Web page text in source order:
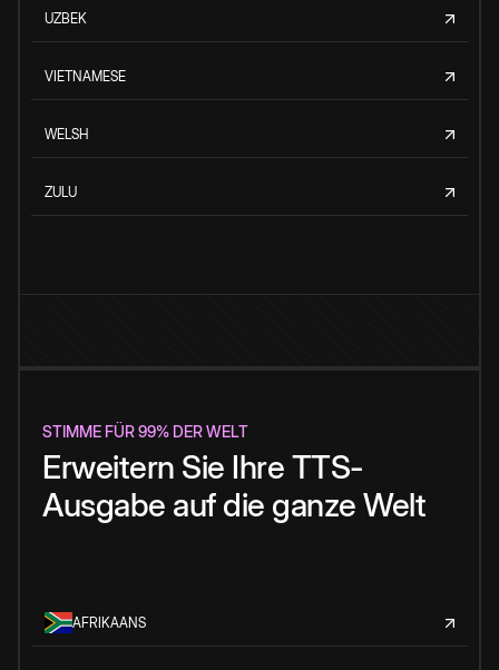
UZBEK
VIETNAMESE
WELSH
ZULU
STIMME FÜR 99% DER WELT
Erweitern Sie Ihre TTS-
Ausgabe auf die ganze Welt
AFRIKAANS